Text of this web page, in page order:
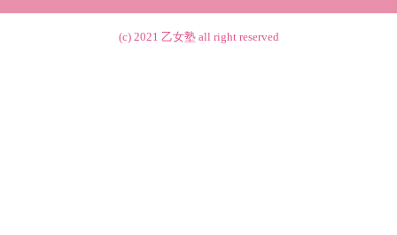
(c) 2021 乙女塾all right reserved